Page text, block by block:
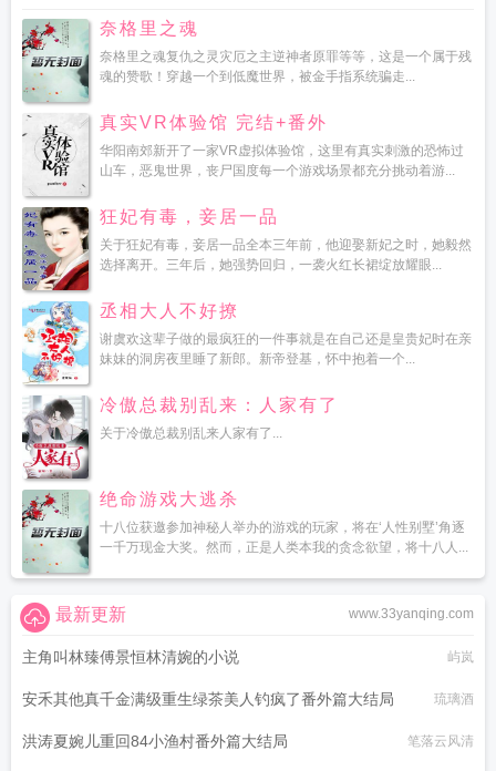
奈格里之魂
奈格里之魂复仇之灵灾厄之主逆神者原罪等等，这是一个属于残
魂的赞歌！穿越一个到低魔世界，被金手指系统骗走...
真实VR体验馆 完结+番外
华阳南郊新开了一家VR虚拟体验馆，这里有真实刺激的恐怖过
山车，恶鬼世界，丧尸国度每一个游戏场景都充分挑动着游...
狂妃有毒，妾居一品
关于狂妃有毒，妾居一品全本三年前，他迎娶新妃之时，她毅然
选择离开。三年后，她强势回归，一袭火红长裙绽放耀眼...
丞相大人不好撩
谢虞欢这辈子做的最疯狂的一件事就是在自己还是皇贵妃时在亲
妹妹的洞房夜里睡了新郎。新帝登基，怀中抱着一个...
冷傲总裁别乱来：人家有了
关于冷傲总裁别乱来人家有了...
绝命游戏大逃杀
十八位获邀参加神秘人举办的游戏的玩家，将在‘人性别墅’角逐
一千万现金大奖。然而，正是人类本我的贪念欲望，将十八人...
www.33yanqing.com
最新更新
主角叫林臻傅景恒林清婉的小说 屿岚
安禾其他真千金满级重生绿茶美人钓疯了番外篇大结局 琉璃酒
洪涛夏婉儿重回84小渔村番外篇大结局 笔落云风清